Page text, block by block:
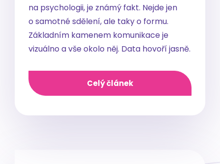
na psychologii, je známý fakt. Nejde jen
o samotné sdělení, ale taky o formu.
Základním kamenem komunikace je
vizuálno a vše okolo něj. Data hovoří jasně.
Celý článek